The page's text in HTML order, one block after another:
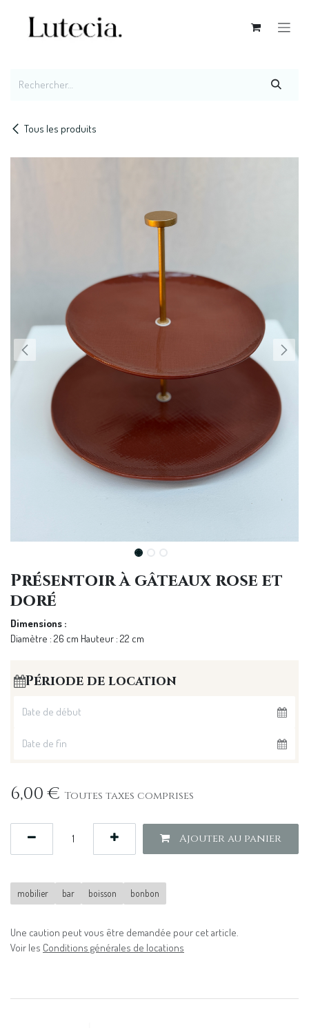
Tous les produits
Présentoir à gâteaux rose et
doré
Dimensions :
Diamètre : 26 cm Hauteur : 22 cm
Période de location
6,00€ Toutes taxes comprises
Ajouter au panier
mobilier bar boisson bonbon
Une caution peut vous être demandée pour cet article.
Voir les Conditions générales de locations